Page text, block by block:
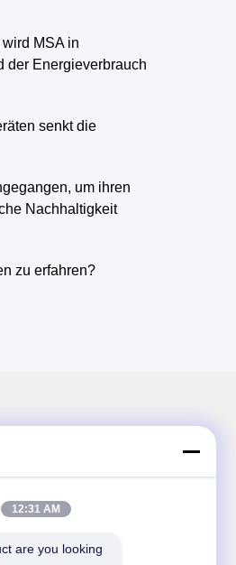
MSA in
der Energieverbrauch
senkt die
um ihren
Nachhaltigkeit
zu erfahren?
für Rabatte und mehr.
12:31 AM
are you looking